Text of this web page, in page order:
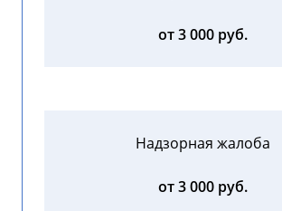
от 3 000 руб.
Надзорная жалоба
от 3 000 руб.